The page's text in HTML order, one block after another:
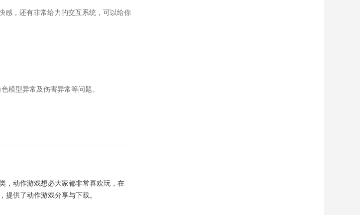
感，还有非常给力的交互系统，可以给你
模型异常及伤害异常等问题。
，动作游戏想必大家都非常喜欢玩，在
提供了动作游戏分享与下载。